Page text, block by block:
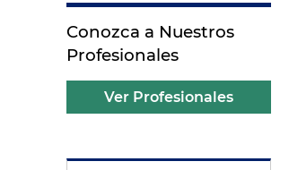
Conozca a Nuestros
Profesionales
Ver Profesionales